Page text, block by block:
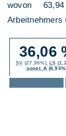
wovon
Arbeitnehmers
36,06
SV (27,90%),LS
sonst. A